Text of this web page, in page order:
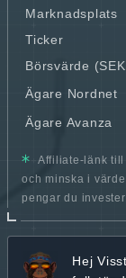
Marknadsplats
Ticker
Börsvärde
Ägare Nordnet
Ägare Avanza
Affiliate-länk till
och minska i
pengar du
Hej